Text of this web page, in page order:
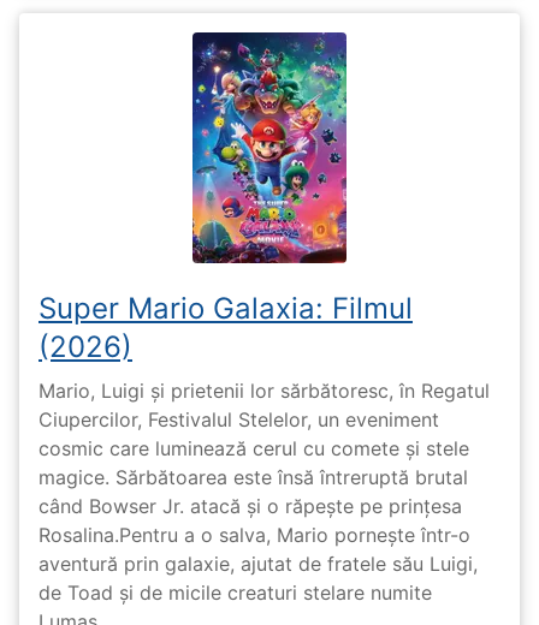
Super Mario Galaxia: Filmul
(2026)
Mario, Luigi și prietenii lor sărbătoresc, în Regatul
Ciupercilor, Festivalul Stelelor, un eveniment
cosmic care luminează cerul cu comete și stele
magice. Sărbătoarea este însă întreruptă brutal
când Bowser Jr. atacă și o răpește pe prinţesa
Rosalina.Pentru a o salva, Mario pornește într-o
aventură prin galaxie, ajutat de fratele său Luigi,
de Toad și de micile creaturi stelare numite